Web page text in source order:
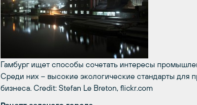
Гамбург ищет способы сочетать интересы
Среди них – высокие экологические стандарты для
бизнеса. Credit: Stefan Le Breton, flickr.com